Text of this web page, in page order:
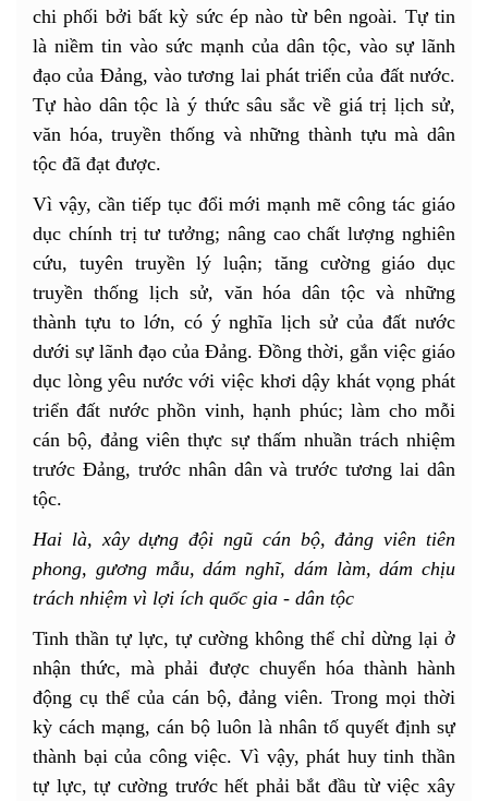
chi phối bởi bất kỳ sức ép nào từ bên ngoài. Tự tin
là niềm tin vào sức mạnh của dân tộc, vào sự lãnh
đạo của Đảng, vào tương lai phát triển của đất nước.
Tự hào dân tộc là ý thức sâu sắc về giá trị lịch sử,
văn hóa, truyền thống và những thành tựu mà dân
tộc đã đạt được.
Vì vậy, cần tiếp tục đổi mới mạnh mẽ công tác giáo
dục chính trị tư tưởng; nâng cao chất lượng nghiên
cứu, tuyên truyền lý luận; tăng cường giáo dục
truyền thống lịch sử, văn hóa dân tộc và những
thành tựu to lớn, có ý nghĩa lịch sử của đất nước
dưới sự lãnh đạo của Đảng. Đồng thời, gắn việc giáo
dục lòng yêu nước với việc khơi dậy khát vọng phát
triển đất nước phồn vinh, hạnh phúc; làm cho mỗi
cán bộ, đảng viên thực sự thấm nhuần trách nhiệm
trước Đảng, trước nhân dân và trước tương lai dân
tộc.
Hai là, xây dựng đội ngũ cán bộ, đảng viên tiên
phong, gương mẫu, dám nghĩ, dám làm, dám chịu
trách nhiệm vì lợi ích quốc gia - dân tộc
Tinh thần tự lực, tự cường không thể chỉ dừng lại ở
nhận thức, mà phải được chuyển hóa thành hành
động cụ thể của cán bộ, đảng viên. Trong mọi thời
kỳ cách mạng, cán bộ luôn là nhân tố quyết định sự
thành bại của công việc. Vì vậy, phát huy tinh thần
tự lực, tự cường trước hết phải bắt đầu từ việc xây